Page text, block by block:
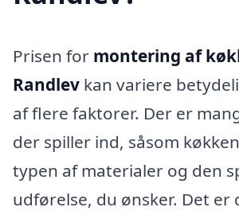
Prisen for montering af
Randlev kan variere
af flere faktorer. Der er
der spiller ind, såsom
typen af materialer og den
udførelse, du ønsker. Det